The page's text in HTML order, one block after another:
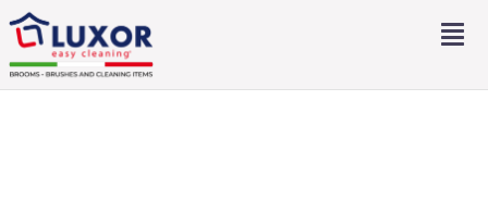
Salta
contenuto
Home